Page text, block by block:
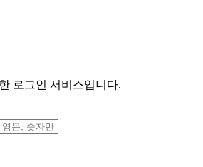
로그인 서비스입니다.